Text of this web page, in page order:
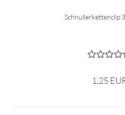
Schnullerkettenclip
1,25